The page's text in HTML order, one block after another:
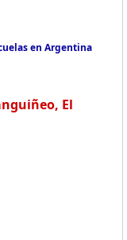
en Argentina
El